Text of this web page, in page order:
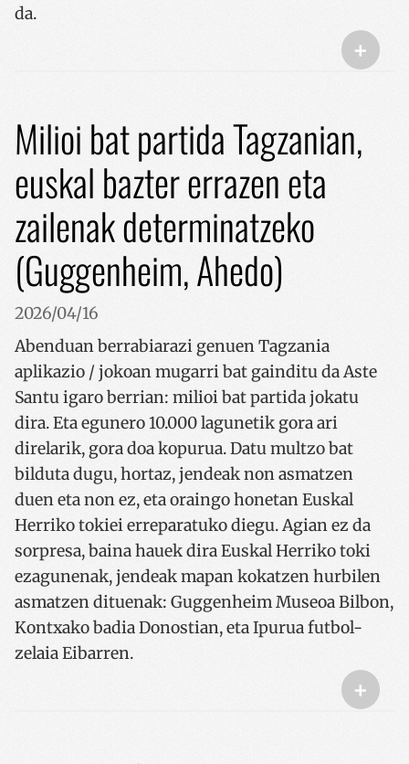
da.
+
Milioi bat partida Tagzanian,
euskal bazter errazen eta
zailenak determinatzeko
(Guggenheim, Ahedo)
2026/04/16
Abenduan berrabiarazi genuen Tagzania
aplikazio / jokoan mugarri bat gainditu da Aste
Santu igaro berrian: milioi bat partida jokatu
dira. Eta egunero 10.000 lagunetik gora ari
direlarik, gora doa kopurua. Datu multzo bat
bilduta dugu, hortaz, jendeak non asmatzen
duen eta non ez, eta oraingo honetan Euskal
Herriko tokiei erreparatuko diegu. Agian ez da
sorpresa, baina hauek dira Euskal Herriko toki
ezagunenak, jendeak mapan kokatzen hurbilen
asmatzen dituenak: Guggenheim Museoa Bilbon,
Kontxako badia Donostian, eta Ipurua futbol-
zelaia Eibarren.
+